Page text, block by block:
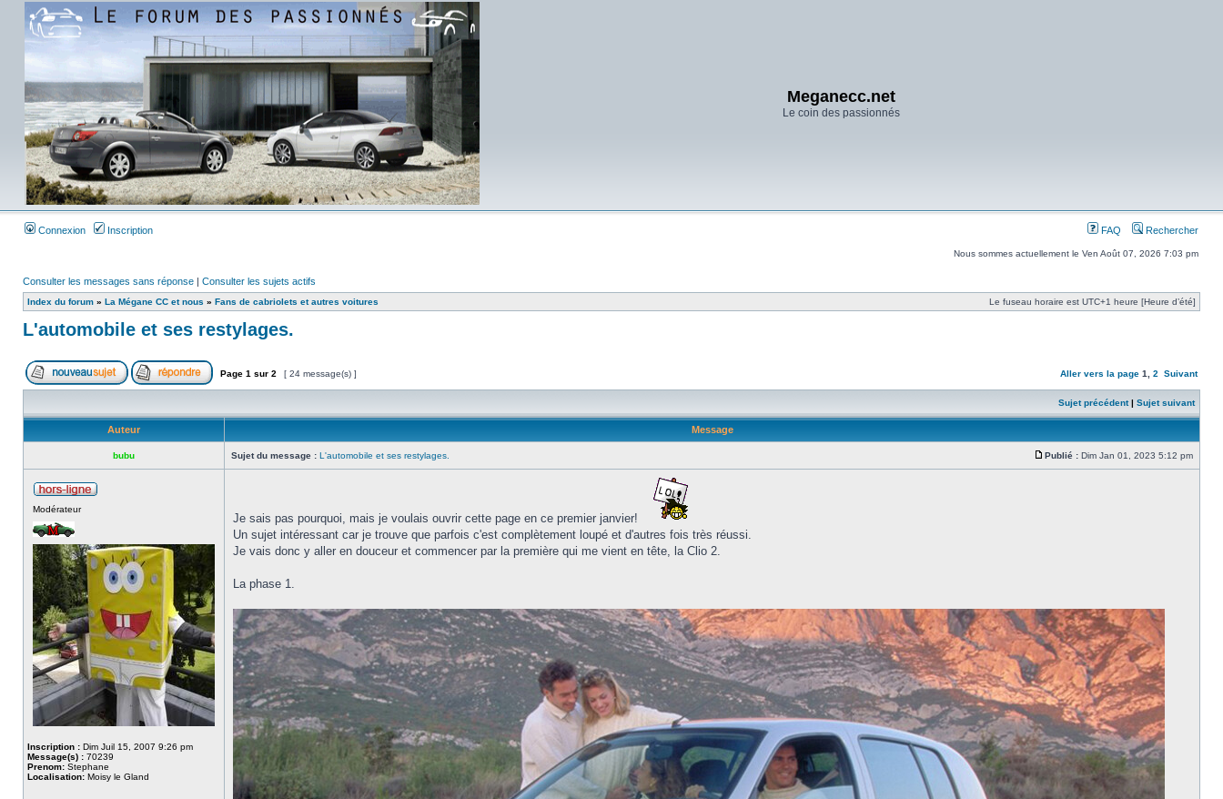
Meganecc.net
Le coin des passionnés
Connexion Inscription FAQ Rechercher
Nous sommes actuellement le Ven Août 07, 2026 7:03 pm
Consulter les messages sans réponse | Consulter les sujets actifs
Index du forum » La Mégane CC et nous » Fans de cabriolets et autres voitures Le fuseau horaire est UTC+1 heure [Heure d’été]
L'automobile et ses restylages.
Page 1 sur 2 [ 24 message(s) ] Aller vers la page 1 2 Suivant
Sujet précédent| Sujet suivant
Auteur Message
bubu Sujet du message : L'automobile et ses restylages. Publié : Dim Jan 01, 2023 5:12 pm
Modérateur
Inscription : Dim Juil 15, 2007 9:26 pm
Message(s) : 70239
Prenom: Stephane
Localisation: Moisy le Gland
Je sais pas pourquoi, mais je voulais ouvrir cette page en ce premier janvier!
Un sujet intéressant car je trouve que parfois c'est complètement loupé et d'autres fois très réussi.
Je vais donc y aller en douceur et commencer par la première qui me vient en tête, la Clio 2.
La phase 1.